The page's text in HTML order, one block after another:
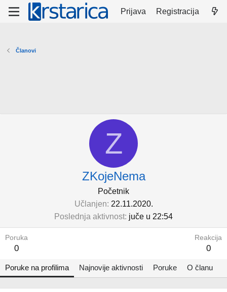
Prijava Registracija
Članovi
Z
ZKojeNema
Početnik
Učlanjen 22.11.2020.
Poslednja aktivnost juče u 22:54
Poruka
0
Reakcija
0
Poruke na profilima Najnovije aktivnosti Poruke O članu